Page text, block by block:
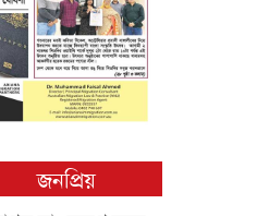
জনপ্রিয়